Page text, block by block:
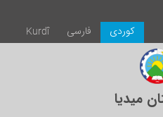
Kurdî
فارسی كوردی
میدیا